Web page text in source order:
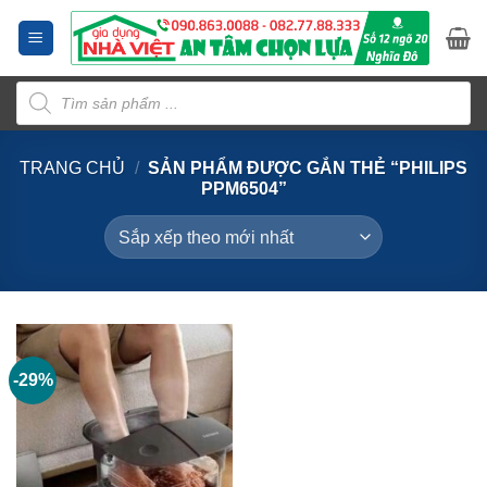
dung
Tìm
kiếm
sản
phẩm
TRANG CHỦ / SẢN PHẨM ĐƯỢC GẮN THẺ “PHILIPS
PPM6504”
-29%